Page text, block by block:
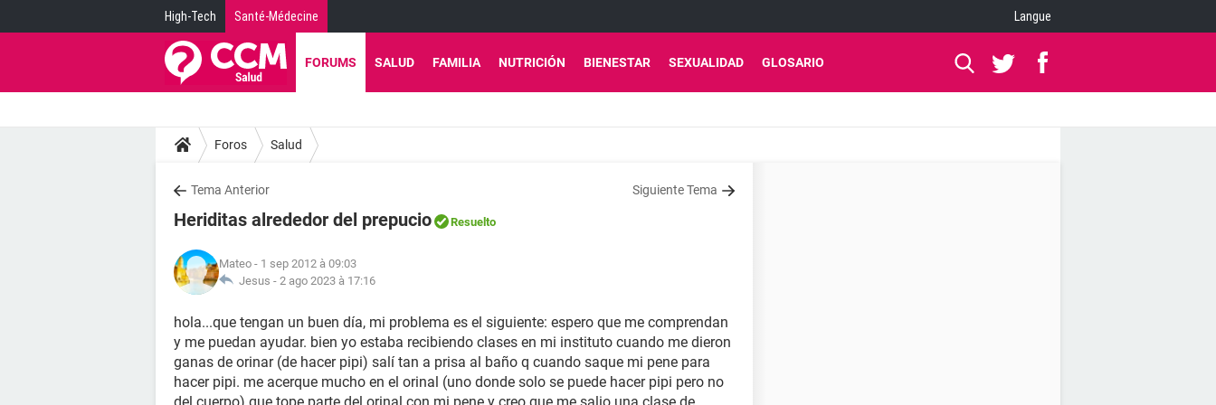
High-Tech Santé-Médecine Langue
FORUMS SALUD FAMILIA NUTRICIÓN BIENESTAR SEXUALIDAD GLOSARIO
Foros Salud
Tema Anterior Siguiente Tema
Heriditas alrededor del prepucio Resuelto
Mateo - 1 sep 2012 à 09:03
Jesus - 2 ago 2023 à 17:16
hola...que tengan un buen día, mi problema es el siguiente: espero que me comprendan
y me puedan ayudar. bien yo estaba recibiendo clases en mi instituto cuando me dieron
ganas de orinar (de hacer pipi) salí tan a prisa al baño q cuando saque mi pene para
hacer pipi. me acerque mucho en el orinal (uno donde solo se puede hacer pipi pero no